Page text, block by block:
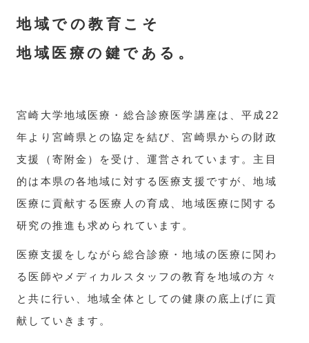
地域での教育こそ
地域医療の鍵である。
宮崎大学地域医療・総合診療医学講座は、平成22
年より宮崎県との協定を結び、宮崎県からの財政
支援（寄附金）を受け、運営されています。主目
的は本県の各地域に対する医療支援ですが、地域
医療に貢献する医療人の育成、地域医療に関する
研究の推進も求められています。
医療支援をしながら総合診療・地域の医療に関わ
る医師やメディカルスタッフの教育を地域の方々
と共に行い、地域全体としての健康の底上げに貢
献していきます。